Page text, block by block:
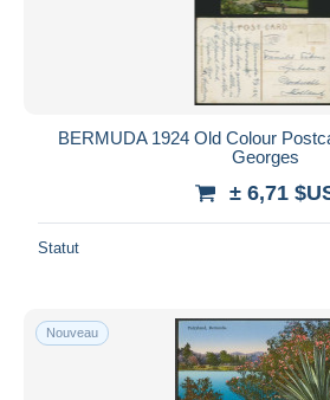
BERMUDA 1924 Old Colour
Georges
± 6,71
Statut
Nouveau